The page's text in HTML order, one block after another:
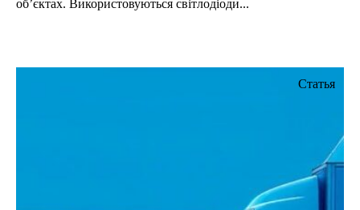
об’єктах. Використовуються світлодіоди...
Статья